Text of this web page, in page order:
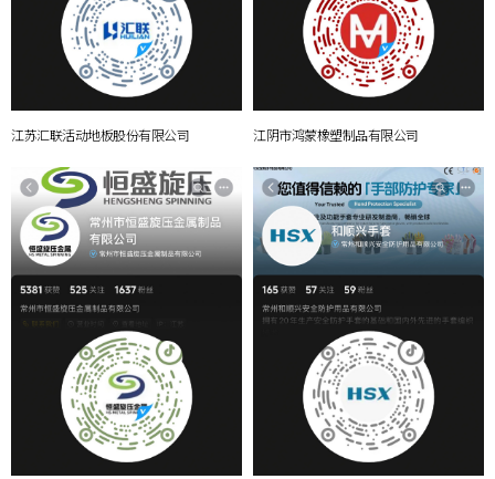
江苏汇联活动地板股份有限公司 江阴市鸿蒙橡塑制品有限公司